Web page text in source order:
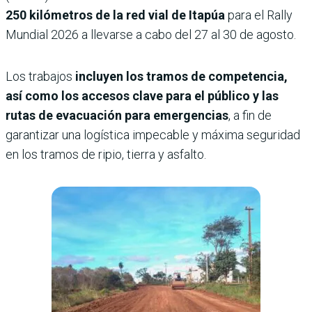
250 kilómetros de la red vial de Itapúa para el Rally
Mundial 2026 a llevarse a cabo del 27 al 30 de agosto.
Los trabajos incluyen los tramos de competencia,
así como los accesos clave para el público y las
rutas de evacuación para emergencias, a fin de
garantizar una logística impecable y máxima seguridad
en los tramos de ripio, tierra y asfalto.